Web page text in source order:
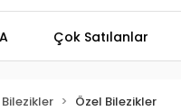
Çok Satılanlar
Bilezikler Özel Bilezikler